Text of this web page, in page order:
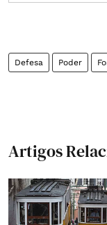
Defesa Poder
Artigos